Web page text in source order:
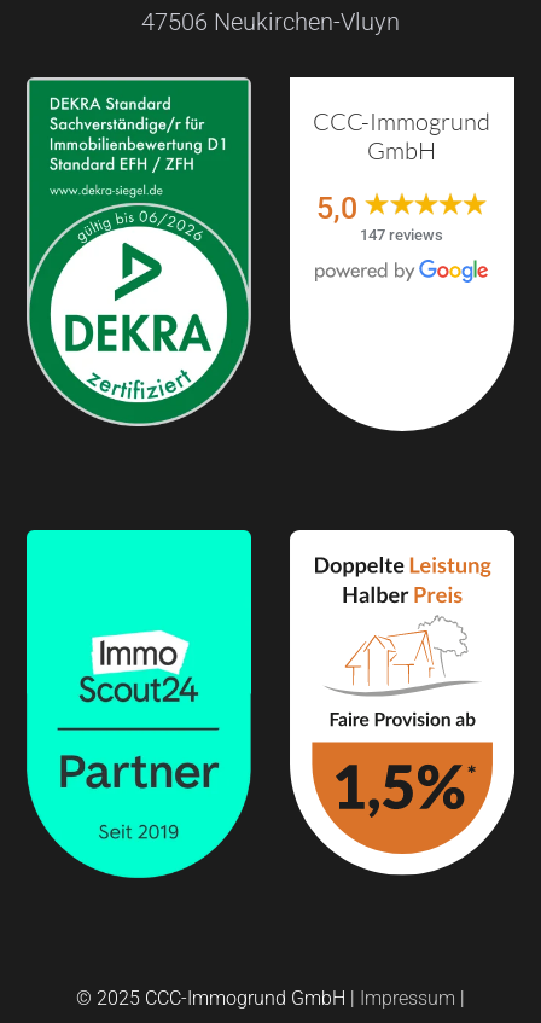
47506 Neukirchen-Vluyn
CCC-Immogrund
GmbH
5,0
147 reviews
© 2025 CCC-Immogrund GmbH | Impressum |